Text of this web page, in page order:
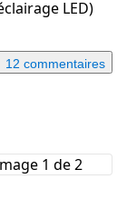
LED)
12 commentaires